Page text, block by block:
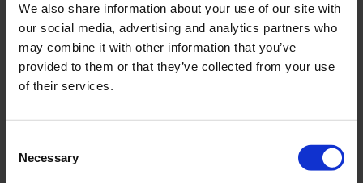
We also share information about your use of our site with
our social media, advertising and analytics partners who
may combine it with other information that you’ve
provided to them or that they’ve collected from your use
of their services.
Selection
Necessary
Clean
Disinfect
Perform